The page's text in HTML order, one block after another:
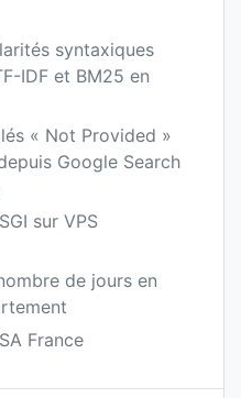
syntaxiques
IDF et BM25 en
« Not Provided »
Google Search
sur VPS
de jours en
France